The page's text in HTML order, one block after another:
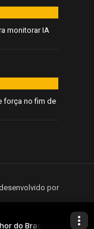
monitorar IA
força no fim de
por